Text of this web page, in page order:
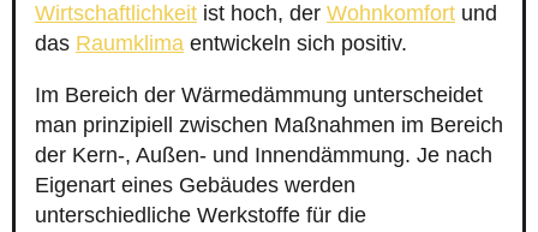
Wirtschaftlichkeit ist hoch, der Wohnkomfort und
das Raumklima entwickeln sich positiv.
Im Bereich der Wärmedämmung unterscheidet
man prinzipiell zwischen Maßnahmen im Bereich
der Kern-, Außen- und Innendämmung. Je nach
Eigenart eines Gebäudes werden
unterschiedliche Werkstoffe für die